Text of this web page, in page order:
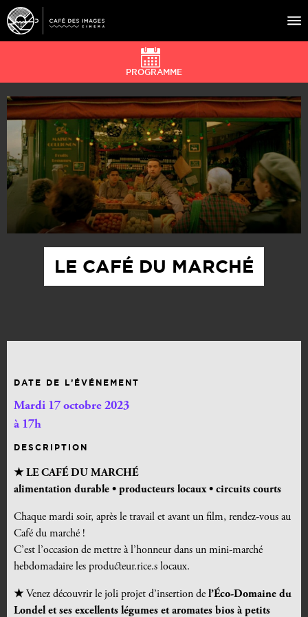
À L’AFFICHE
ÉVÉNEMENTS
CAFÉ DU CINÉ
PRATIQUE
ÉDUCATION AUX IMAGES
PROGRAMME
LE CAFÉ DU MARCHÉ
DATE DE L’ÉVÉNEMENT
Mardi 17 octobre 2023
à 17h
DESCRIPTION
★ LE CAFÉ DU MARCHÉ
alimentation durable • producteurs locaux • circuits courts
Chaque mardi soir, après le travail et avant un film, rendez-vous au
Café du marché !
C’est l’occasion de mettre à l’honneur dans un mini-marché
hebdomadaire les producteur.rice.s locaux.
★ Venez découvrir le joli projet d’insertion de l’Éco-Domaine du
Londel et ses excellents légumes et aromates bios à petits